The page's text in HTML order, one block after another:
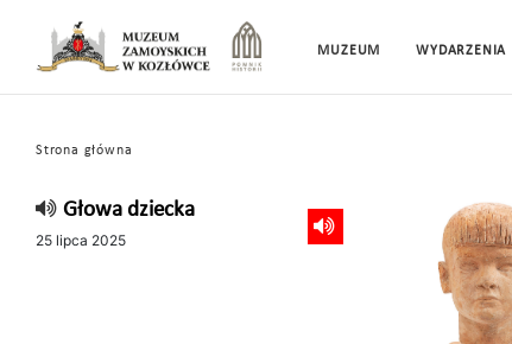
MUZEUM WYDARZENIA
Strona główna
Głowa dziecka
25 lipca 2025